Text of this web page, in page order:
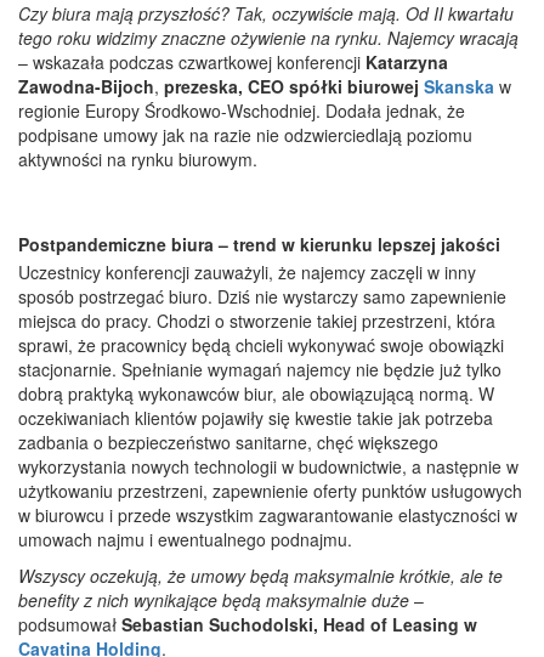
Czy biura mają przyszłość? Tak, oczywiście mają. Od II kwartału
tego roku widzimy znaczne ożywienie na rynku. Najemcy wracają
– wskazała podczas czwartkowej konferencji Katarzyna
Zawodna-Bijoch, prezeska, CEO spółki biurowej Skanska w
regionie Europy Środkowo-Wschodniej. Dodała jednak, że
podpisane umowy jak na razie nie odzwierciedlają poziomu
aktywności na rynku biurowym.
Postpandemiczne biura – trend w kierunku lepszej jakości
Uczestnicy konferencji zauważyli, że najemcy zaczęli w inny
sposób postrzegać biuro. Dziś nie wystarczy samo zapewnienie
miejsca do pracy. Chodzi o stworzenie takiej przestrzeni, która
sprawi, że pracownicy będą chcieli wykonywać swoje obowiązki
stacjonarnie. Spełnianie wymagań najemcy nie będzie już tylko
dobrą praktyką wykonawców biur, ale obowiązującą normą. W
oczekiwaniach klientów pojawiły się kwestie takie jak potrzeba
zadbania o bezpieczeństwo sanitarne, chęć większego
wykorzystania nowych technologii w budownictwie, a następnie w
użytkowaniu przestrzeni, zapewnienie oferty punktów usługowych
w biurowcu i przede wszystkim zagwarantowanie elastyczności w
umowach najmu i ewentualnego podnajmu.
Wszyscy oczekują, że umowy będą maksymalnie krótkie, ale te
benefity z nich wynikające będą maksymalnie duże –
podsumował Sebastian Suchodolski, Head of Leasing w
Cavatina Holding.